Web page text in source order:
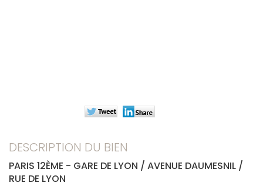
DESCRIPTION DU BIEN
PARIS 12ÈME - GARE DE LYON / AVENUE DAUMESNIL /
RUE DE LYON